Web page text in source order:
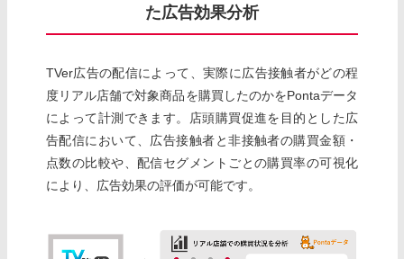
た広告効果分析
TVer広告の配信によって、実際に広告接触者がどの程
度リアル店舗で対象商品を購買したのかをPontaデータ
によって計測できます。店頭購買促進を目的とした広
告配信において、広告接触者と非接触者の購買金額・
点数の比較や、配信セグメントごとの購買率の可視化
により、広告効果の評価が可能です。